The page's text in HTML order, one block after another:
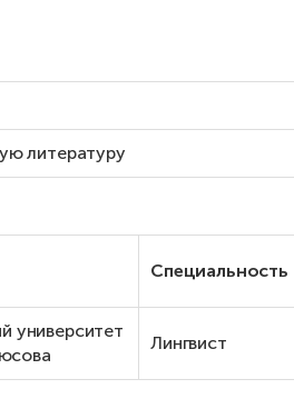
литературу
Специальность
университет
Лингвист